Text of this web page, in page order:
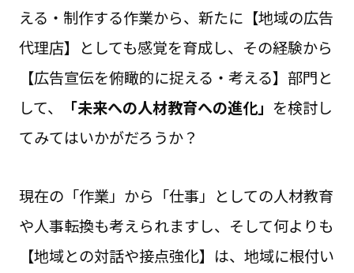
える・制作する作業から、新たに【地域の広告
代理店】としても感覚を育成し、その経験から
【広告宣伝を俯瞰的に捉える・考える】部門と
して、
「未来への人材教育への進化」 を検討し
てみてはいかがだろうか？
現在の「作業」から「仕事」としての人材教育
や人事転換も考えられますし、そして何よりも
【地域との対話や接点強化】は、地域に根付い